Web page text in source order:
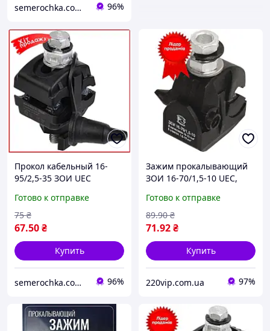
semerochka.com.ua 96%
Прокол кабельный 16-
95/2,5-35 ЗОИ UEC
прокалывающий,
ответвительный
изолирующий
Готово к отправке
67.50₴
75 ₴
Купить
semerochka.com.ua 96%
Зажим прокалывающий
ЗОИ 16-70/1,5-10 UEC,
ответвительный
изолирующий УЕК
(Премиум качество)
Готово к отправке
71.92₴
89.90 ₴
Купить
220vip.com.ua 97%